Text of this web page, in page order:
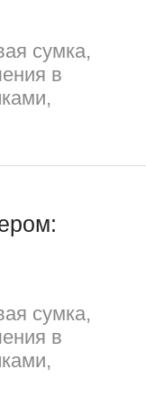
сумка,
в
сумка,
в